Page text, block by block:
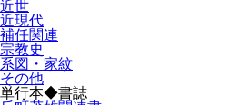
近世
近現代
補任関連
宗教史
系図・家紋
その他
単行本◆書誌